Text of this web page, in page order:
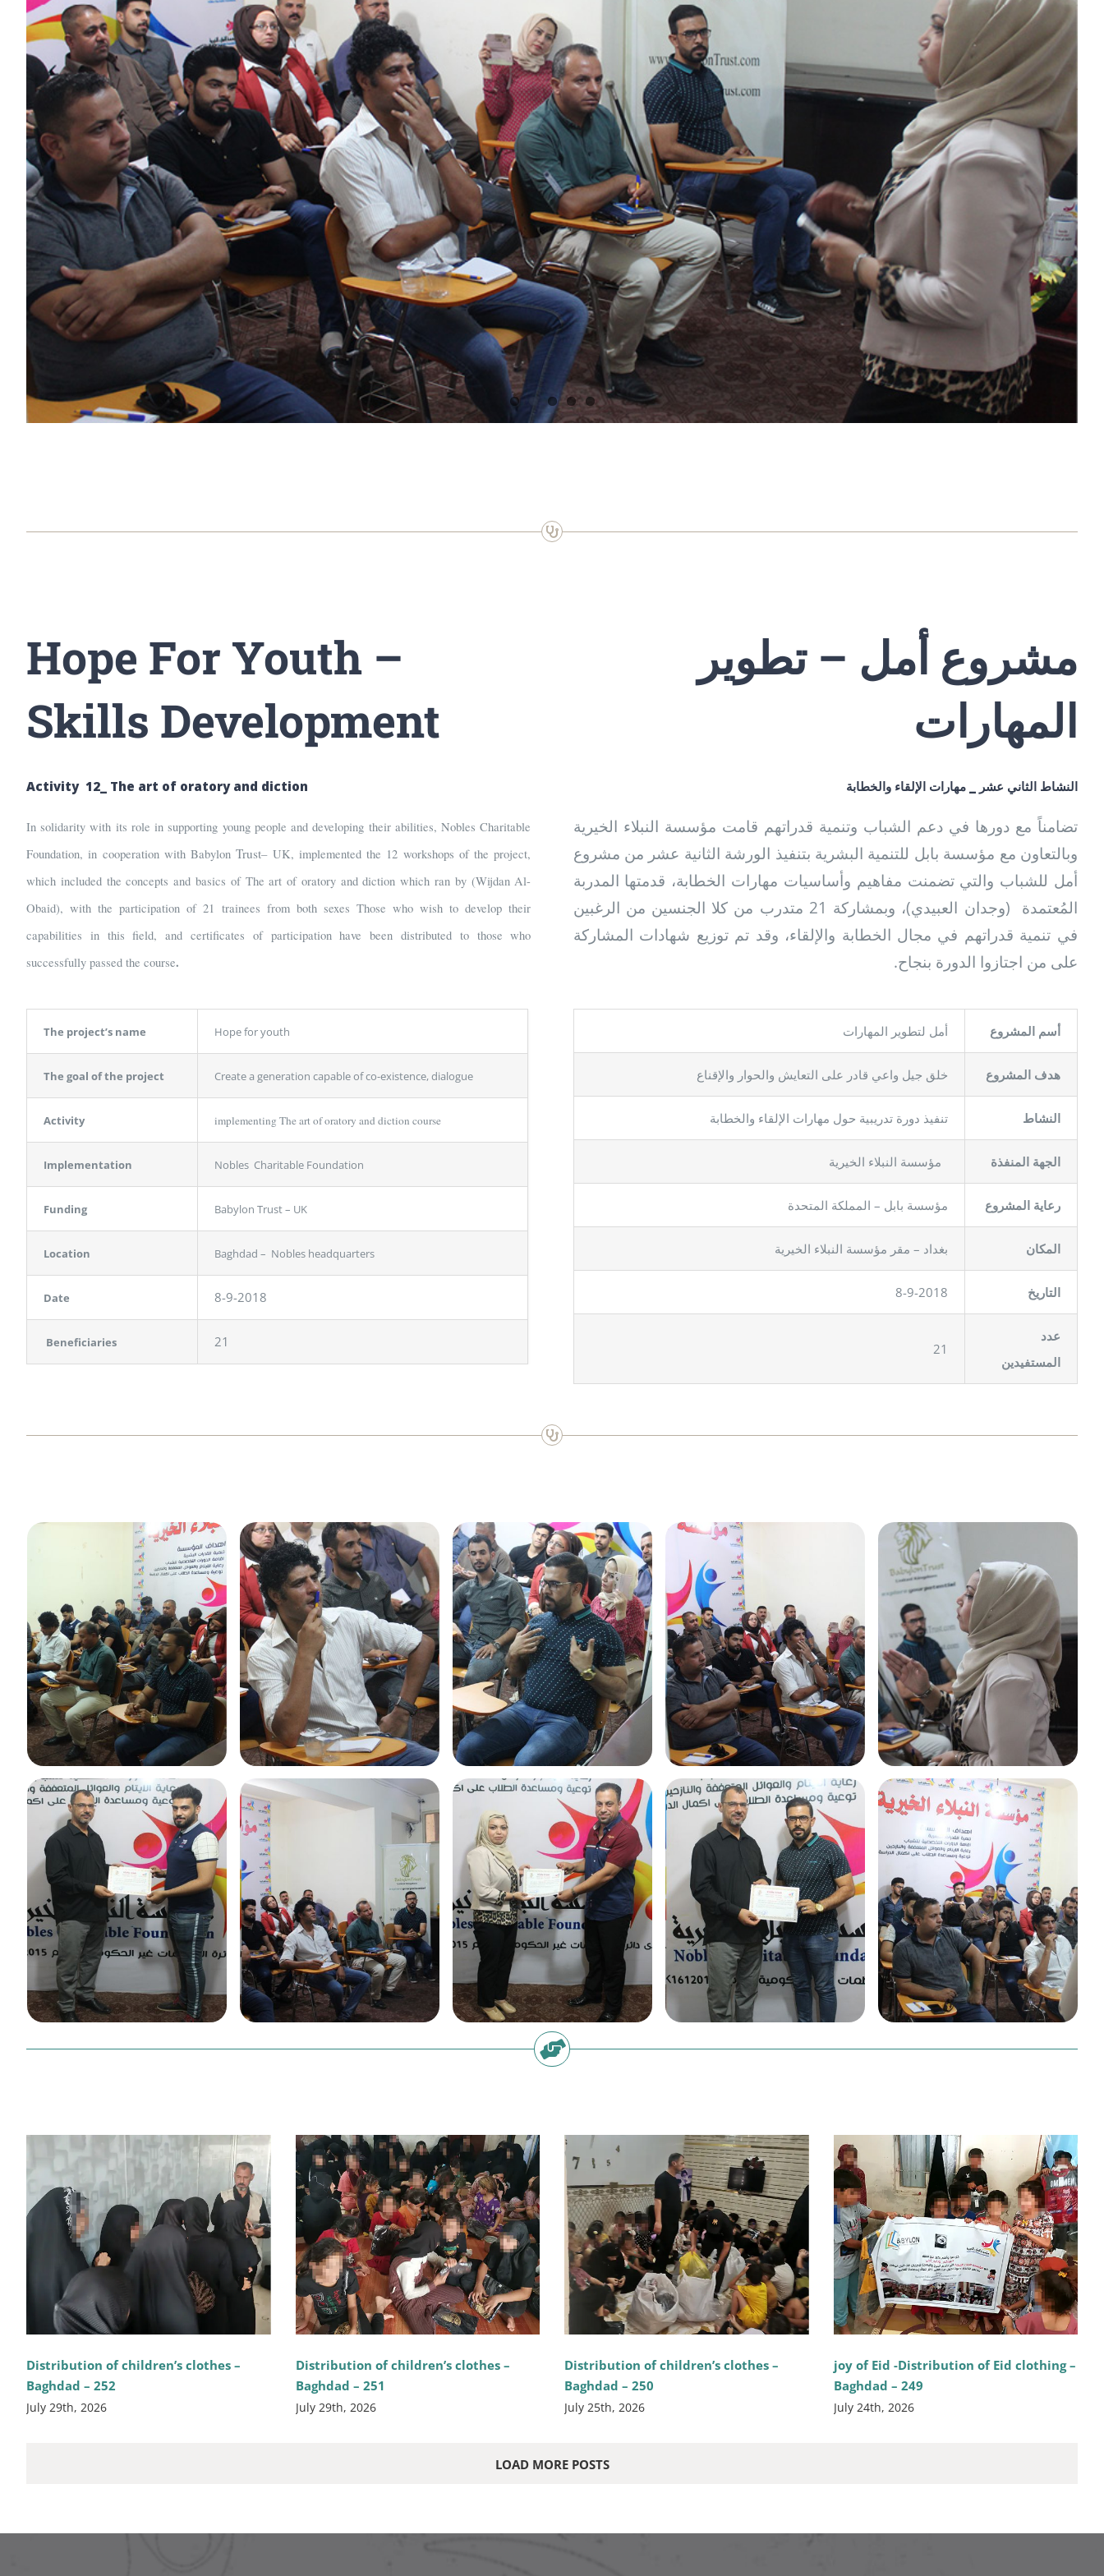
Hope For Youth –
Skills Development
Activity 12_ The art of oratory and diction
In solidarity with its role in supporting young people and developing their abilities, Nobles Charitable
Foundation, in cooperation with BabylonTrust– UK, implemented the 12 workshops of the project,
which included the concepts and basics of The art of oratory and diction which ran by (Wijdan Al-
Obaid), with the participation of 21 trainees from both sexes Those who wish to develop their
capabilities in this field, and certificates of participation have been distributed to those who
successfully passed the course.
مشروع أمل – تطوير
المهارات
النشاط الثاني عشر _ مهارات الإلقاء والخطابة
تضامناً مع دورها في دعم الشباب وتنمية قدراتهم قامت مؤسسة النبلاء الخيرية
وبالتعاون مع مؤسسة بابل للتنمية البشرية بتنفيذ الورشة الثانية عشر من مشروع
أمل للشباب والتي تضمنت مفاهيم وأساسيات مهارات الخطابة، قدمتها المدربة
المُعتمدة (وجدان العبيدي)، وبمشاركة 21 متدرب من كلا الجنسين من الرغبين
في تنمية قدراتهم في مجال الخطابة والإلقاء، وقد تم توزيع شهادات المشاركة
على من اجتازوا الدورة بنجاح.
The project’s name Hope for youth
The goal of the project Create a generation capable of co-existence, dialogue
Activity implementing The art of oratory and diction course
Implementation Nobles Charitable Foundation
Funding Babylon Trust – UK
Location Baghdad – Nobles headquarters
Date 8-9-2018
Beneficiaries 21
أمل لتطوير المهارات أسم المشروع
خلق جيل واعي قادر على التعايش والحوار والإقناع هدف المشروع
تنفيذ دورة تدريبية حول مهارات الإلقاء والخطابة النشاط
مؤسسة النبلاء الخيرية الجهة المنفذة
مؤسسة بابل – المملكة المتحدة رعاية المشروع
بغداد – مقر مؤسسة النبلاء الخيرية المكان
8-9-2018 التاريخ
21
عدد
المستفيدين
Distribution of children’s clothes –
Baghdad – 252
July 29th, 2026
Distribution of children’s clothes –
Baghdad – 251
July 29th, 2026
Distribution of children’s clothes –
Baghdad – 250
July 25th, 2026
joy of Eid -Distribution of Eid clothing –
Baghdad – 249
July 24th, 2026
LOAD MORE POSTS